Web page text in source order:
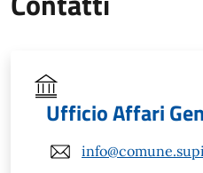
Ufficio Affari